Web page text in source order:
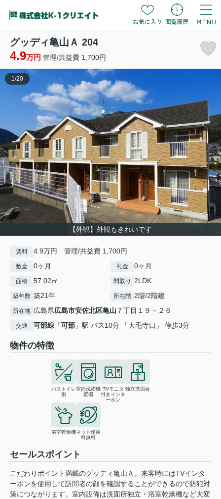
グッディ亀山Ａ 204
4.9万円 管理/共益費 1,700円
【外観】外観もきれいです
1 /20
賃料 4.9万円 管理/共益費 1,700円
敷金 0ヶ月 礼金 0ヶ月
面積 57.02㎡ 間取り 2LDK
築年数 築21年 所在階 2階/2階建
所在地 広島県広島市安佐北区亀山 ７丁目１９－２６
交通 可部線 「可部 」駅 バス10分 「大毛寺口」 停歩3分
物件の特徴
バストイレ
別
室内洗濯機
置場
TVモニタ
付きインタ
ーホン
独立洗面台
浴室乾燥機ネット使用
料無料
セールスポイント
こだわりポイント満載のグッディ亀山Ａ。来客時にはTVインタ
ーホンを使用して訪問者の顔を確認することができるので防犯対
策につながります。室内設備は洗面所独立・浴室乾燥機など大変